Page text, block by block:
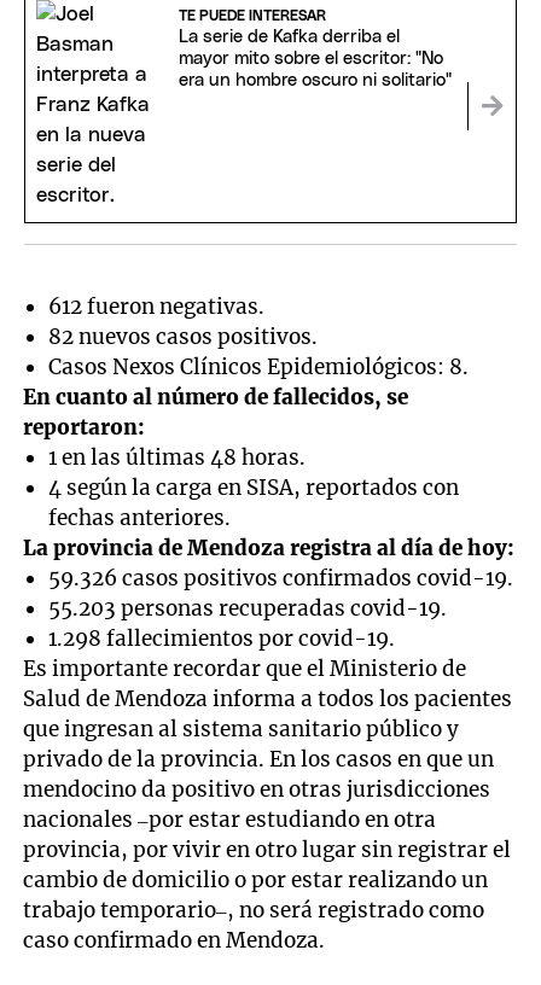
TE PUEDE INTERESAR
La serie de Kafka derriba el
mayor mito sobre el escritor: "No
era un hombre oscuro ni solitario"
612 fueron negativas.
82 nuevos casos positivos.
Casos Nexos Clínicos Epidemiológicos: 8.
En cuanto al número de fallecidos, se
reportaron:
1 en las últimas 48 horas.
4 según la carga en SISA, reportados con
fechas anteriores.
La provincia de Mendoza registra al día de hoy:
59.326 casos positivos confirmados covid-19.
55.203 personas recuperadas covid-19.
1.298 fallecimientos por covid-19.
Es importante recordar que el Ministerio de
Salud de Mendoza informa a todos los pacientes
que ingresan al sistema sanitario público y
privado de la provincia. En los casos en que un
mendocino da positivo en otras jurisdicciones
nacionales –por estar estudiando en otra
provincia, por vivir en otro lugar sin registrar el
cambio de domicilio o por estar realizando un
trabajo temporario–, no será registrado como
caso confirmado en Mendoza.